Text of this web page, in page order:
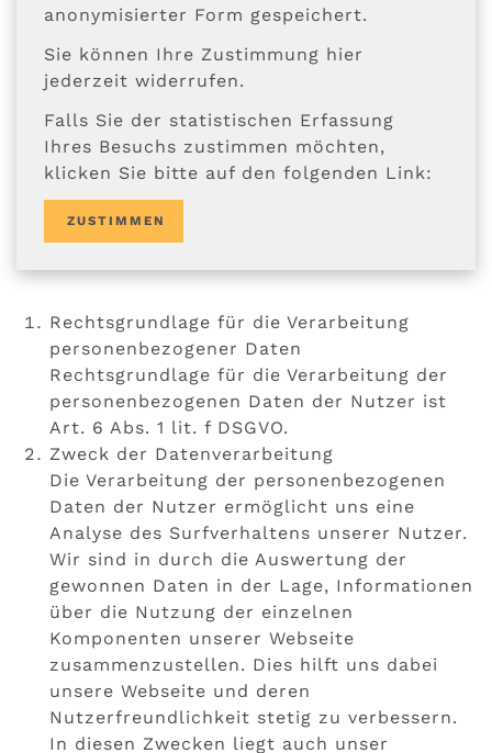
anonymisierter Form gespeichert.
Sie können Ihre Zustimmung hier
jederzeit widerrufen.
Falls Sie der statistischen Erfassung
Ihres Besuchs zustimmen möchten,
klicken Sie bitte auf den folgenden Link:
ZUSTIMMEN
Rechtsgrundlage für die Verarbeitung
personenbezogener Daten
Rechtsgrundlage für die Verarbeitung der
personenbezogenen Daten der Nutzer ist
Art. 6 Abs. 1 lit. f DSGVO.
Zweck der Datenverarbeitung
Die Verarbeitung der personenbezogenen
Daten der Nutzer ermöglicht uns eine
Analyse des Surfverhaltens unserer Nutzer.
Wir sind in durch die Auswertung der
gewonnen Daten in der Lage, Informationen
über die Nutzung der einzelnen
Komponenten unserer Webseite
zusammenzustellen. Dies hilft uns dabei
unsere Webseite und deren
Nutzerfreundlichkeit stetig zu verbessern.
In diesen Zwecken liegt auch unser